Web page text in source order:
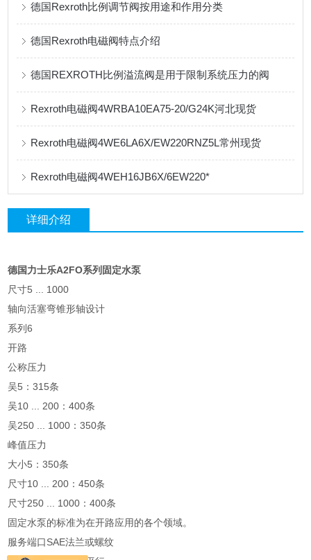
德国Rexroth比例调节阀按用途和作用分类
德国Rexroth电磁阀特点介绍
德国REXROTH比例溢流阀是用于限制系统压力的阀
Rexroth电磁阀4WRBA10EA75-20/G24K河北现货
Rexroth电磁阀4WE6LA6X/EW220RNZ5L常州现货
Rexroth电磁阀4WEH16JB6X/6EW220*
详细介绍
德国力士乐A2FO系列固定水泵
尺寸5 ... 1000
轴向活塞弯锥形轴设计
系列6
开路
公称压力
吴5：315条
吴10 ... 200：400条
吴250 ... 1000：350条
峰值压力
大小5：350条
尺寸10 ... 200：450条
尺寸250 ... 1000：400条
固定水泵的标准为在开路应用的各个领域。
服务端口SAE法兰或螺纹